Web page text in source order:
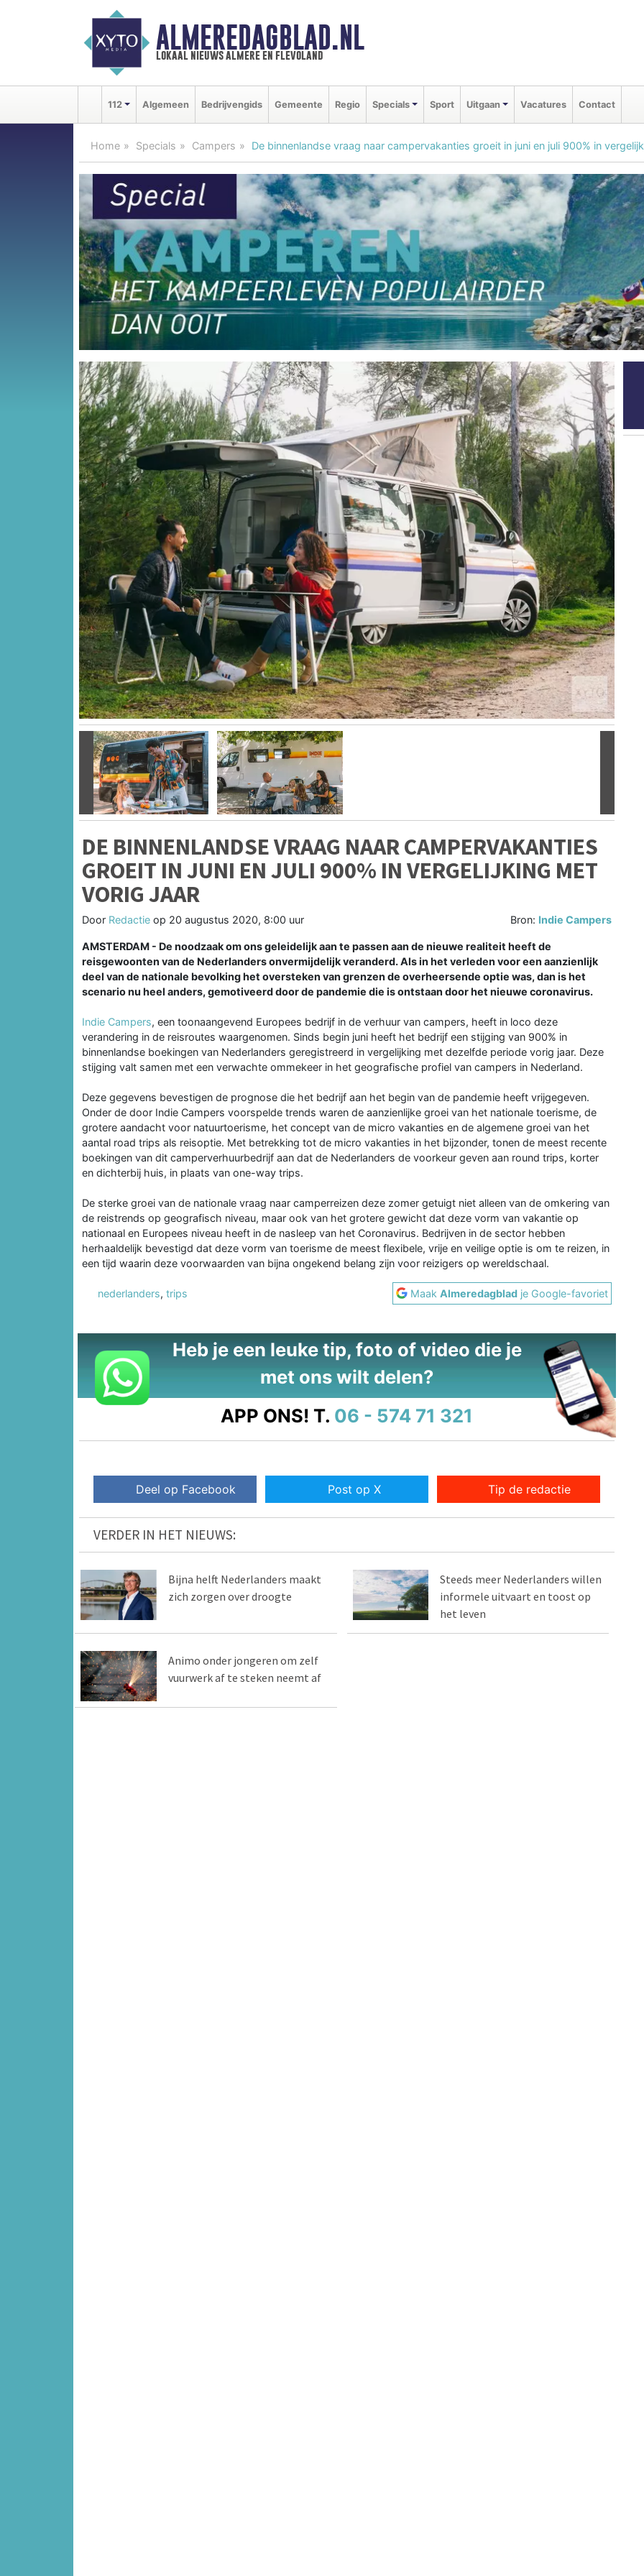
ALMEREDAGBLAD.NL
lokaal nieuws almere en flevoland
112 Algemeen Bedrijvengids Gemeente Regio Specials Sport Uitgaan Vacatures Contact
Home Specials Campers De binnenlandse vraag naar campervakanties groeit in juni en juli 900% in
Vorige
DE BINNENLANDSE VRAAG NAAR CAMPERVAKANTIES
GROEIT IN JUNI EN JULI 900% IN VERGELIJKING MET
VORIG JAAR
Door Redactie op 20 augustus 2020, 8:00 uur Bron: Indie Campers
AMSTERDAM - De noodzaak om ons geleidelijk aan te passen aan de nieuwe realiteit heeft de
reisgewoonten van de Nederlanders onvermijdelijk veranderd. Als in het verleden voor een aanzienlijk
deel van de nationale bevolking het oversteken van grenzen de overheersende optie was, dan is het
scenario nu heel anders, gemotiveerd door de pandemie die is ontstaan door het nieuwe coronavirus.
Indie Campers, een toonaangevend Europees bedrijf in de verhuur van campers, heeft in loco deze
verandering in de reisroutes waargenomen. Sinds begin juni heeft het bedrijf een stijging van 900% in
binnenlandse boekingen van Nederlanders geregistreerd in vergelijking met dezelfde periode vorig jaar. Deze
stijging valt samen met een verwachte ommekeer in het geografische profiel van campers in Nederland.
Deze gegevens bevestigen de prognose die het bedrijf aan het begin van de pandemie heeft vrijgegeven.
Onder de door Indie Campers voorspelde trends waren de aanzienlijke groei van het nationale toerisme, de
grotere aandacht voor natuurtoerisme, het concept van de micro vakanties en de algemene groei van het
aantal road trips als reisoptie. Met betrekking tot de micro vakanties in het bijzonder, tonen de meest recente
boekingen van dit camperverhuurbedrijf aan dat de Nederlanders de voorkeur geven aan round trips, korter
en dichterbij huis, in plaats van one-way trips.
De sterke groei van de nationale vraag naar camperreizen deze zomer getuigt niet alleen van de omkering van
de reistrends op geografisch niveau, maar ook van het grotere gewicht dat deze vorm van vakantie op
nationaal en Europees niveau heeft in de nasleep van het Coronavirus. Bedrijven in de sector hebben
herhaaldelijk bevestigd dat deze vorm van toerisme de meest flexibele, vrije en veilige optie is om te reizen, in
een tijd waarin deze voorwaarden van bijna ongekend belang zijn voor reizigers op wereldschaal.
nederlanders, trips MaakAlmeredagblad je Google-favoriet
Heb je een leuke tip, foto of video die je
met ons wilt delen?
APP ONS! T. 06 - 574 71 321
Deel op Facebook Post op X Tip de redactie
VERDER IN HET NIEUWS:
Bijna helft Nederlanders maakt
zich zorgen over droogte
Steeds meer Nederlanders willen
informele uitvaart en toost op
het leven
Animo onder jongeren om zelf
vuurwerk af te steken neemt af